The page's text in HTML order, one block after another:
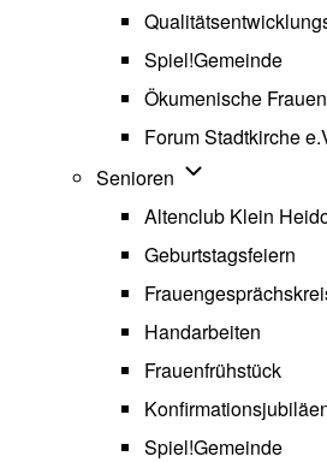
Spiel!Gemeinde
Ökumenische
Forum Stadtkirche
Senioren Unternavigation
Altenclub Klein
Geburtstagsfeiern
Handarbeiten
Frauenfrühstück
Spiel!Gemeinde